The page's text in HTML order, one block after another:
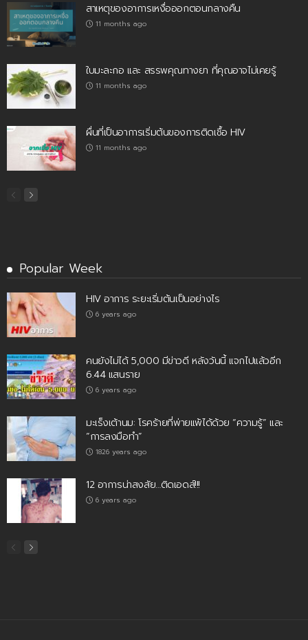
สาเหตุของอาการเหงื่อออกตอนกลางคืน
11 months ago
ใบมะละกอ และ สรรพคุณทางยา ที่คุณอาจไม่เคยรู้
11 months ago
ผื่นที่เป็นอาการเริ่มต้นของการติดเชื้อ HIV
11 months ago
Popular Week
HIV อาการ ระยะเริ่มต้นเป็นอย่างไร
6 years ago
คนยังไม่ได้ 5,000 มีข่าวดี หลังวันนี้ แจกไปแล้วอีก
6.44 แสนราย
6 years ago
มะเร็งเต้านม: โรคร้ายที่พ่ายแพ้ได้ด้วย “ความรู้” และ
“การลงมือทำ”
1826 years ago
12 อาการน่าสงสัย…ติดเอดส์!!!
6 years ago